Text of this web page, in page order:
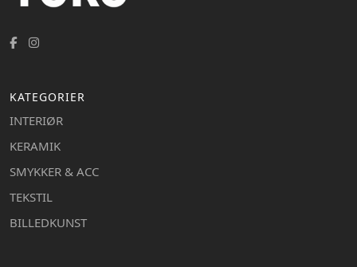
KATEGORIER
INTERIØR
KERAMIK
SMYKKER & ACC
TEKSTIL
BILLEDKUNST